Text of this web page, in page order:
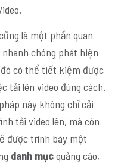
là một phần quan
chóng phát hiện
có thể tiết kiệm được
tải lên video đúng cách.
này không chỉ cải
tải video lên, mà còn
được trình bày một
danh mụcquảng cáo,